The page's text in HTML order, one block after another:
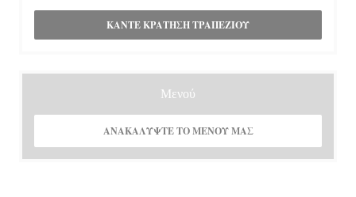
ΚΆΝΤΕ ΚΡΆΤΗΣΗ ΤΡΑΠΕΖΙΟΎ
Μενού
ΑΝΑΚΑΛΎΨΤΕ ΤΟ ΜΕΝΟΎ ΜΑΣ